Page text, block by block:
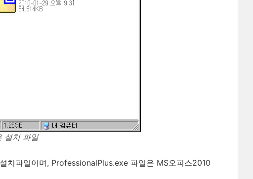
설치 파일
치파일이며, ProfessionalPlus.exe 파일은 MS오피스2010